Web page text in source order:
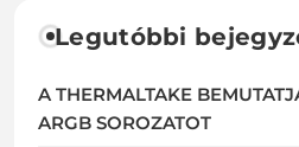
Legutóbbi
A THERMALTAKE
ARGB SOROZATOT